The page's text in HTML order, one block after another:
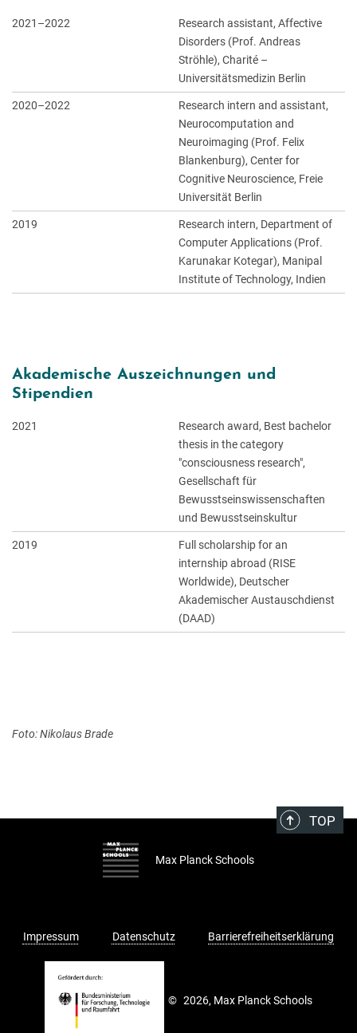
2021–2022
Research assistant, Affective
Disorders (Prof. Andreas
Ströhle), Charité –
Universitätsmedizin Berlin
2020–2022
Research intern and assistant,
Neurocomputation and
Neuroimaging (Prof. Felix
Blankenburg), Center for
Cognitive Neuroscience, Freie
Universität Berlin
2019
Research intern, Department of
Computer Applications (Prof.
Karunakar Kotegar), Manipal
Institute of Technology, Indien
Akademische Auszeichnungen und
Stipendien
2021
Research award, Best bachelor
thesis in the category
"consciousness research",
Gesellschaft für
Bewusstseinswissenschaften
und Bewusstseinskultur
2019
Full scholarship for an
internship abroad (RISE
Worldwide), Deutscher
Akademischer Austauschdienst
(DAAD)
Foto: Nikolaus Brade
TOP
Max Planck Schools
Impressum Datenschutz Barrierefreiheitserklärung
© 2026, Max Planck Schools